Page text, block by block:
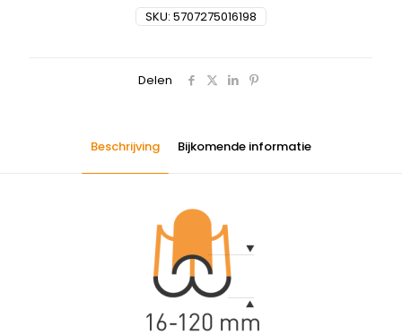
SKU: 5707275016198
Delen
Beschrijving Bijkomende informatie